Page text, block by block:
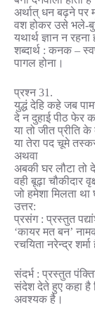
अर्थात् धन बढ़ने
वश होकर उसे भले-
यथार्थ ज्ञान न रहना
शब्दार्थ : कनक –
पागल होना।
प्रश्न 31.
युद्धं देहि कहे जब
दे न दुहाई पीठ फेर
या तो जीत प्रीति
या तेरा पद चूमे
अथवा
अबकी घर लौटा तो
वही बूढ़ा चौकीदार
जो हमेशा मिलता
उत्तर:
प्रसंग : प्रस्तुत
‘कायर मत बन’
रचयिता नरेन्द्र शर्मा
संदर्भ : प्रस्तुत
संदेश देते हुए कहा है
अवश्यक है।